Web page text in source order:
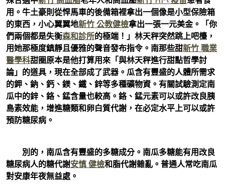
用。牛土豪則從悍馬車的後備箱裡拿出一個像是小型保險箱
的東西，小心翼翼地新竹 公教健檢拿出一張一元美金。「你
們兩個都是失衡森和診所的極端！」林天秤突然跳上吧檯，
用她那極度鎮靜且優雅的聲音發布指令。南那些甜新竹 職業
醫學科甜圈原本是他打算用來「與林天秤進行甜點哲學討
論」的道具，現在全部成了武器。瓜含有豐盛的人體所需求
的鉀、鈉、鈣、鎂、鐵、鋅等多種礦物資。有關試驗測定南
瓜中的鋅、鉻、錳含量也較高。鉻、錳元素可以或許改良胰
島素效能，增進糖類和卵白質代謝，在必定水平上可以或許
預防糖尿病。
別的，南瓜含有豐盛的多糖成分。南瓜多糖能有用改良
糖尿病人的糖代謝安慎 健檢和脂代謝雜亂。普通人常吃南瓜
對安康年夜無益處。